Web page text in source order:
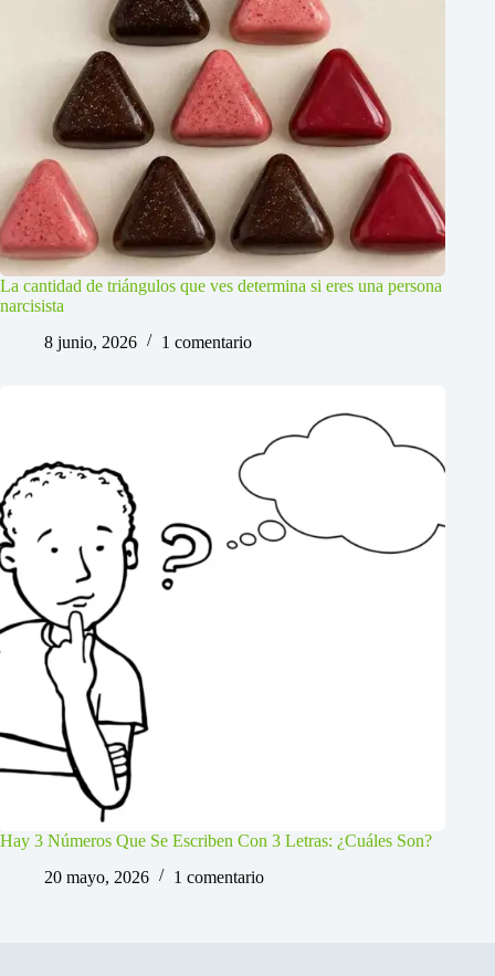
La cantidad de triángulos que ves determina si eres una persona
narcisista
8 junio, 2026
1 comentario
Hay 3 Números Que Se Escriben Con 3 Letras: ¿Cuáles Son?
20 mayo, 2026
1 comentario